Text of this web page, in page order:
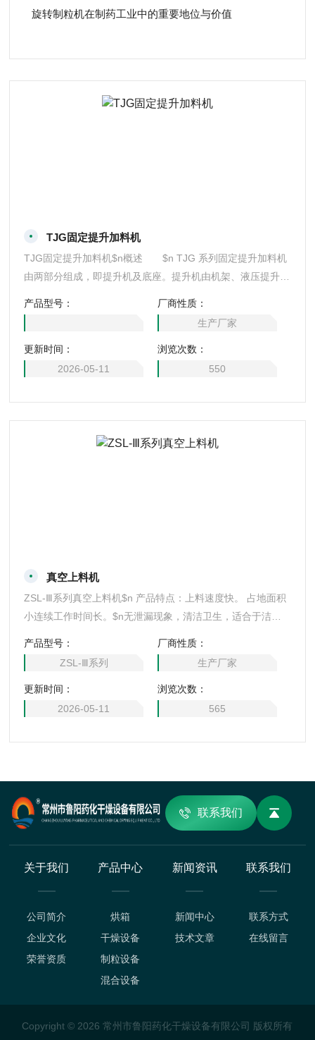
旋转制粒机在制药工业中的重要地位与价值
TJG固定提升加料机
TJG固定提升加料机$n概述 $n TJG 系列固定提升加料机
由两部分组成，即提升机及底座。提升机由机架、液压提升系
合，启动提升操作杆，料门与料桶一起上升，启动翻转操作
杆，料桶即可番转180度，呈底桶向上姿态并移动到所需位
置，利用料门上出料蝶阀，可很容易将物料加入所需的工艺设
产品型号：
厂商性质：
生产厂家
更新时间：
2026-05-11
浏览次数：
550
真空上料机
ZSL-Ⅲ系列真空上料机$n 产品特点：上料速度快。 占地面积
小连续工作时间长。$n无泄漏现象，清洁卫生，适合于洁净
箍，便于折装和清洗，符合要要求。
产品型号：
ZSL-Ⅲ系列
厂商性质：
生产厂家
更新时间：
2026-05-11
浏览次数：
565
联系我们
关于我们
公司简介
企业文化
荣誉资质
产品中心
烘箱
干燥设备
制粒设备
混合设备
新闻资讯
新闻中心
技术文章
联系我们
联系方式
在线留言
Copyright © 2026 常州市鲁阳药化干燥设备有限公司 版权所有